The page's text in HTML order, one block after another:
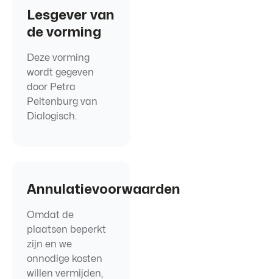
Lesgever van
de vorming
Deze vorming
wordt gegeven
door Petra
Peltenburg van
Dialogisch.
Annulatievoorwaarden
Omdat de
plaatsen beperkt
zijn en we
onnodige kosten
willen vermijden,